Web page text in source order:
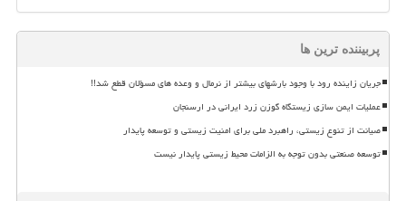
پربیننده ترین ها
جریان زاینده رود با وجود بارشهای بیشتر از نرمال و وعده های مسؤلان قطع شد!!
عملیات ایمن سازی زیستگاه گوزن زرد ایرانی در ارسنجان
صیانت از تنوع زیستی، راهبرد ملی برای امنیت زیستی و توسعه پایدار
توسعه صنعتی بدون توجه به الزامات محیط زیستی پایدار نیست